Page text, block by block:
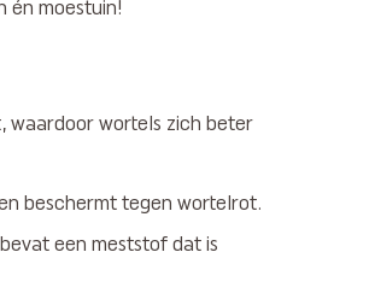
én moestuin!
waardoor wortels zich beter
beschermt tegen wortelrot.
een meststof dat is